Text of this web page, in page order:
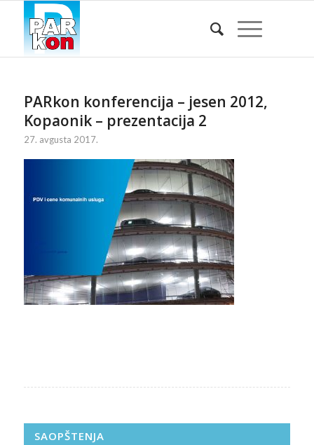
PARkon konferencija – jesen 2012,
Kopaonik – prezentacija 2
27. avgusta 2017.
SAOPŠTENJA